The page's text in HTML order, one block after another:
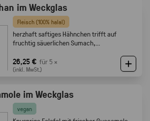
im Weckglas
Fleisch (100% halal)
herzhaft saftiges Hähnchen trifft auf
fruchtig säuerlichen Sumach,
Röstaromen vom knusprigen Brot
26,25 € für 5 ×
(inkl. MwSt.)
im Weckglas
vegan